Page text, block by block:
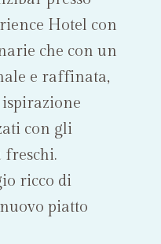
Hotel con
che con un
e raffinata,
con gli
ricco di
piatto